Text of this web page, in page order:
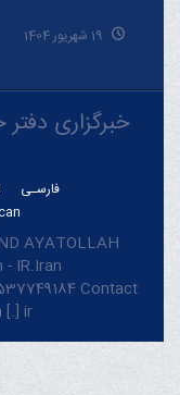
19 شهریور 1404
خبرگزاری
فارسـی
AYATOLLAH
IR.Iran.
Contact
[.] ir